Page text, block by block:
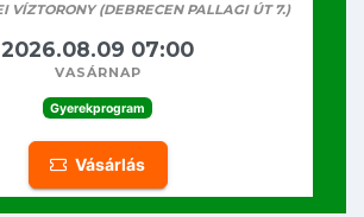
VÍZTORONY (DEBRECEN PALLAGI ÚT 7.)
2026.08.09 07:00
vasárnap
Gyerekprogram
Vásárlás